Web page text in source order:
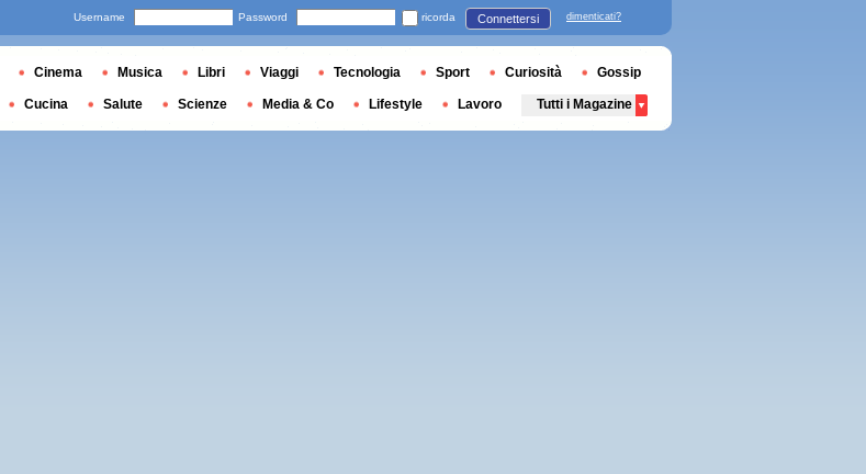
Username Password ricorda Connettersi dimenticati?
Cinema Musica Libri Viaggi Tecnologia Sport Curiosità Gossip
Cucina Salute Scienze Media & Co Lifestyle Lavoro Tutti i Magazine